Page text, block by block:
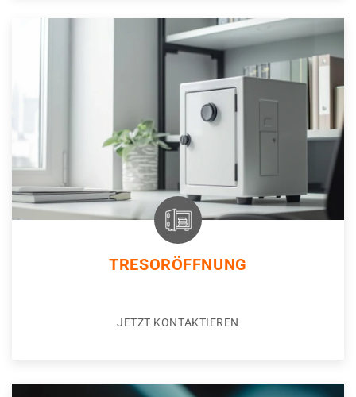
TRESORÖFFNUNG
JETZT KONTAKTIEREN